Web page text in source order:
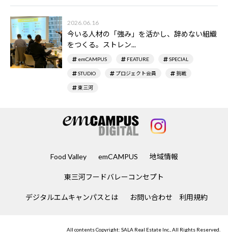
2026.06.16
今いる人材の「強み」を活かし、辞めない組織
をつくる。ストレン...
emCAMPUS FEATURE SPECIAL
STUDIO プロジェクト会員 挑戦
東三河
Food Valley emCAMPUS 地域情報
東三河フードバレーコンセプト
デジタルエムキャンパスとは お問い合わせ 利用規約
All contents Copyright: SALA Real Estate Inc., All Rights Reserved.